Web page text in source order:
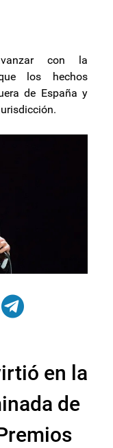
con la
los hechos
de España y
en la
de